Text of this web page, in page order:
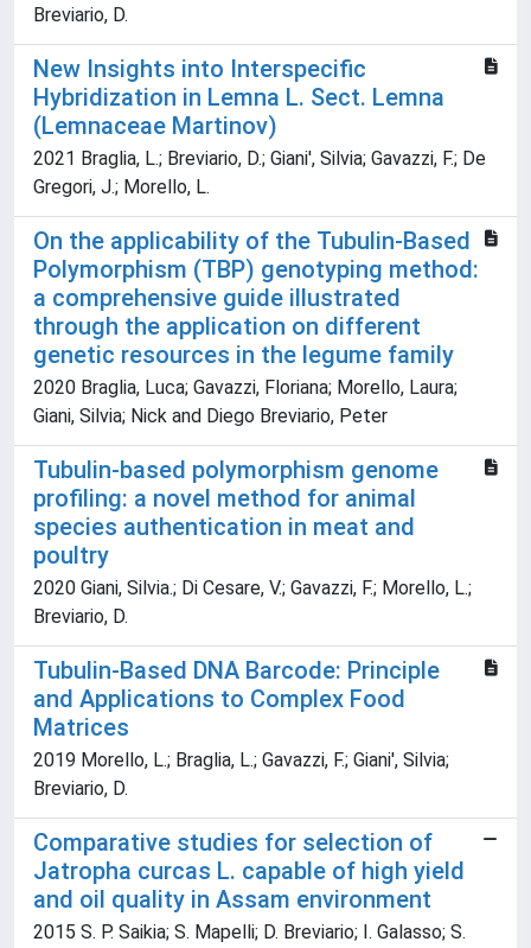
Breviario, D.
New Insights into Interspecific
Hybridization in Lemna L. Sect. Lemna
(Lemnaceae Martinov)
2021 Braglia, L.; Breviario, D.; Giani', Silvia; Gavazzi, F.; De
Gregori, J.; Morello, L.
On the applicability of the Tubulin-Based
Polymorphism (TBP) genotyping method:
a comprehensive guide illustrated
through the application on different
genetic resources in the legume family
2020 Braglia, Luca; Gavazzi, Floriana; Morello, Laura;
Giani, Silvia; Nick and Diego Breviario, Peter
Tubulin-based polymorphism genome
profiling: a novel method for animal
species authentication in meat and
poultry
2020 Giani, Silvia.; Di Cesare, V.; Gavazzi, F.; Morello, L.;
Breviario, D.
Tubulin-Based DNA Barcode: Principle
and Applications to Complex Food
Matrices
2019 Morello, L.; Braglia, L.; Gavazzi, F.; Giani', Silvia;
Breviario, D.
Comparative studies for selection of
Jatropha curcas L. capable of high yield
and oil quality in Assam environment
2015 S. P. Saikia; S. Mapelli; D. Breviario; I. Galasso; S.